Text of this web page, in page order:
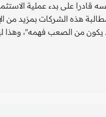
على بدء عملية
هذه الشركات بمزيد من
من الصعب فهمه"، وهذا